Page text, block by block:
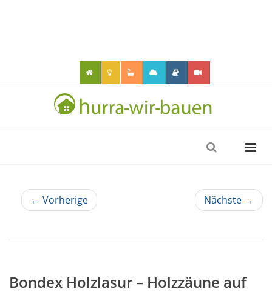
← Vorherige Nächste →
Bondex Holzlasur – Holzzäune auf